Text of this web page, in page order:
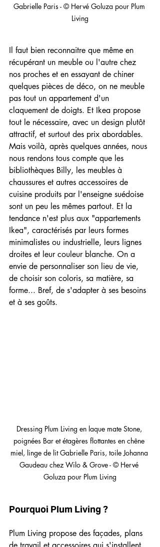
Gabrielle Paris - © Hervé Goluza pour Plum
Living
Il faut bien reconnaitre que même en
récupérant un meuble ou l'autre chez
nos proches et en essayant de chiner
quelques pièces de déco, on ne meuble
pas tout un appartement d'un
claquement de doigts. Et Ikea propose
tout le nécessaire, avec un design plutôt
attractif, et surtout des prix abordables.
Mais voilà, après quelques années, nous
nous rendons tous compte que les
bibliothèques Billy, les meubles à
chaussures et autres accessoires de
cuisine produits par l'enseigne suédoise
sont un peu les mêmes partout. Et la
tendance n'est plus aux "appartements
Ikea", caractérisés par leurs formes
minimalistes ou industrielle, leurs lignes
droites et leur couleur blanche. On a
envie de personnaliser son lieu de vie,
de choisir son coloris, sa matière, sa
forme... Bref, de s'adapter à ses besoins
et à ses goûts.
Dressing Plum Living en laque mate Stone,
poignées Bar et étagères flottantes en chêne
miel, linge de lit Gabrielle Paris, toile Johanna
Gaudeau chez Wilo & Grove - © Hervé
Goluza pour Plum Living
Pourquoi Plum Living ?
Plum Living propose des façades, plans